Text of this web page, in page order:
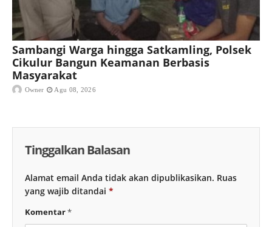
Sambangi Warga hingga Satkamling, Polsek
Cikulur Bangun Keamanan Berbasis
Masyarakat
Owner Agu 08, 2026
Tinggalkan Balasan
Alamat email Anda tidak akan dipublikasikan. Ruas
yang wajib ditandai *
Komentar*